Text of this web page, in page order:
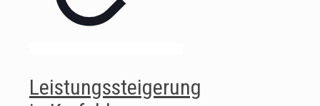
Leistungssteigerung